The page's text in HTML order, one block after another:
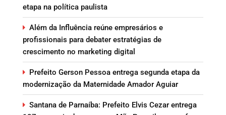
etapa na política paulista
Além da Influência reúne empresários e
profissionais para debater estratégias de
crescimento no marketing digital
Prefeito Gerson Pessoa entrega segunda etapa da
modernização da Maternidade Amador Aguiar
Santana de Parnaíba: Prefeito Elvis Cezar entrega